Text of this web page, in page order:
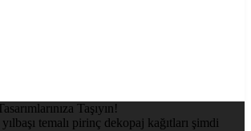
Taşıyın!
temalı pirinç dekopaj kağıtları şimdi